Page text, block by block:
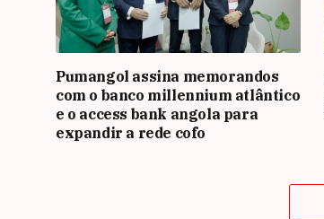
Pumangol assina memorandos
com o banco millennium atlântico
e o access bank angola para
expandir a rede cofo